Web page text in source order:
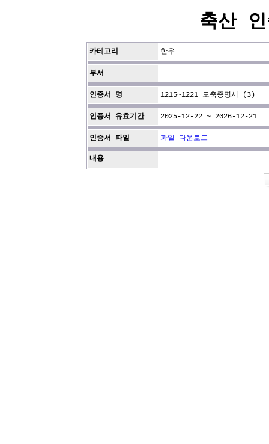
축산
카테고리 한우
부서
인증서 명 1215~1221 도축증명서 (3)
인증서 유효기간 2025-12-22 ~ 2026-12-21
인증서 파일 파일 다운로드
내용